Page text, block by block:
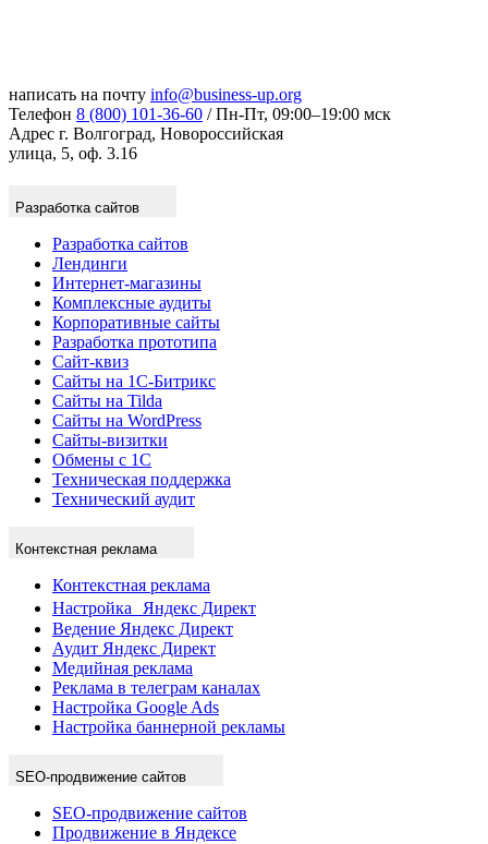
написать на почту info@business-up.org
Телефон 8 (800) 101-36-60 / Пн-Пт, 09:00–19:00 мск
Адрес г. Волгоград, Новороссийская
улица, 5, оф. 3.16
Разработка сайтов
Разработка сайтов
Лендинги
Интернет-магазины
Комплексные аудиты
Корпоративные сайты
Разработка прототипа
Сайт-квиз
Сайты на 1С-Битрикс
Сайты на Tilda
Сайты на WordPress
Сайты-визитки
Обмены с 1С
Техническая поддержка
Технический аудит
Контекстная реклама
Контекстная реклама
Настройка Яндекс Директ
Ведение Яндекс Директ
Аудит Яндекс Директ
Медийная реклама
Реклама в телеграм каналах
Настройка Google Ads
Настройка баннерной рекламы
SEO-продвижение сайтов
SEO-продвижение сайтов
Продвижение в Яндексе